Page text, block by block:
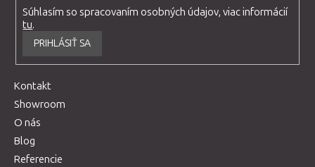
Súhlasím so spracovaním osobných údajov, viac informácií
tu.
PRIHLÁSIŤ SA
Kontakt
Showroom
O nás
Blog
Referencie